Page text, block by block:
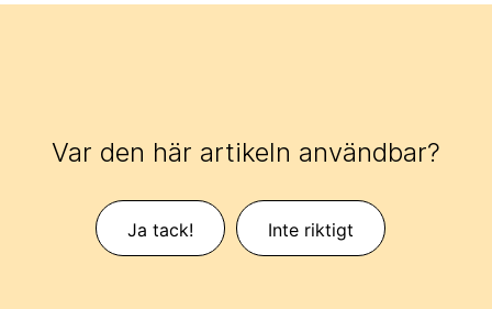
Var den här artikeln användbar?
Ja tack! Inte riktigt